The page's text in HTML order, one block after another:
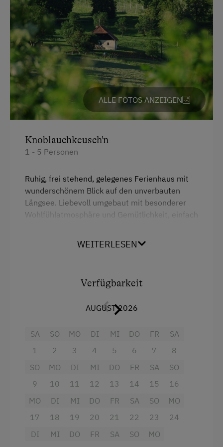
Überdachter Parkplatz
Am Betrieb
Garten/Wiese
Hausgarten
Obstgarten
Pirschgang
Kinder-Ausstattung
Kinder sind willkommen
Kinderspielplatz
Spielzeug
Bettwäsche vorhanden
Geschirrspüler
Gästeküche
Kaffeemaschine
Mikrowelle
ALLE FOTOS ANZEIGEN
Knoblauchkeusch'n
1 - 5 Personen
Ruhig, frei stehend, gelegenes Ferienhaus mit
wunderschönem Blick auf den unverbauten
Längsee. Liebevoll umgebaut mit besonderer
Wohlfühlatmosphäre und Gemütlichkeit, einfach
Homepage, dort finden sich noch mehr Bilder
www.schrattenfled.at
Aussicht auf eine Berglandschaft
Fernseher
Garten
WEITERLESEN
Verfügbarkeit
AUGUST 2026
SA
1
SO
2
MO
3
DI
4
MI
5
DO
6
FR
7
SA
8
SO
9
MO
10
DI
11
MI
12
DO
13
FR
14
SA
15
SO
16
MO
17
DI
18
MI
19
DO
20
FR
21
SA
22
SO
23
MO
24
DI
MI
DO
FR
SA
SO
MO